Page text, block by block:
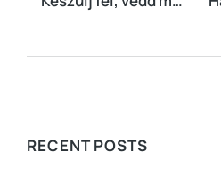
RECENT POSTS